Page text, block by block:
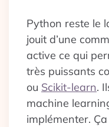
Python reste le
jouit d’une
active ce qui
très puissants
ou Scikit-learn.
machine
implémenter.